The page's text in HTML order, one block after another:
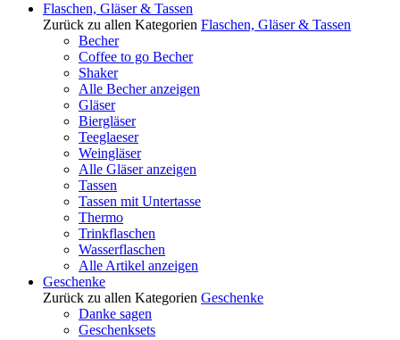
Flaschen, Gläser & Tassen
Zurück zu allen Kategorien Flaschen, Gläser & Tassen
Becher
Coffee to go Becher
Shaker
Alle Becher anzeigen
Gläser
Biergläser
Teeglaeser
Weingläser
Alle Gläser anzeigen
Tassen
Tassen mit Untertasse
Thermo
Trinkflaschen
Wasserflaschen
Alle Artikel anzeigen
Geschenke
Zurück zu allen Kategorien Geschenke
Danke sagen
Geschenksets